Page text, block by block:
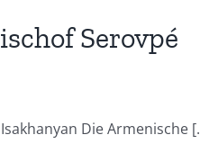
Serovpé
Die Armenische